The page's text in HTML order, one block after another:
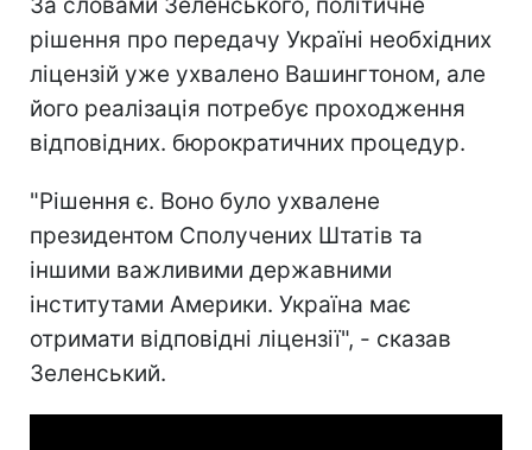
рішення про передачу Україні необхідних
ліцензій уже ухвалено Вашингтоном, але
його реалізація потребує проходження
відповідних. бюрократичних процедур.
"Рішення є. Воно було ухвалене
президентом Сполучених Штатів та
іншими важливими державними
інститутами Америки. Україна має
отримати відповідні ліцензії", - сказав
Зеленський.